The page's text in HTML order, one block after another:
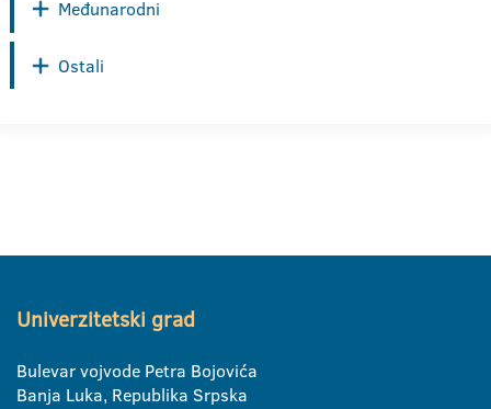
Međunarodni
Ostali
Univerzitetski grad
Bulevar vojvode Petra Bojovića
Banja Luka, Republika Srpska